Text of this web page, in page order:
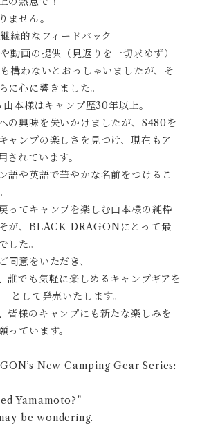
ません。
続的なフィードバック
動画の提供（見返りを一切求めず）
構わないとおっしゃいましたが、そ
に心に響きました。
本様はキャンプ歴30年以上。
の興味を失いかけましたが、S480を
ャンプの楽しさを見つけ、現在もア
されています。
語や英語で華やかな名前をつけるこ
ってキャンプを楽しむ山本様の純粋
が、BLACK DRAGONにとって最
した。
同意をいただき、
誰でも気軽に楽しめるキャンプギアを
として発売いたします。
皆様のキャンプにも新たな楽しみを
っています。
New Camping Gear Series:
Yamamoto?”
be wondering.